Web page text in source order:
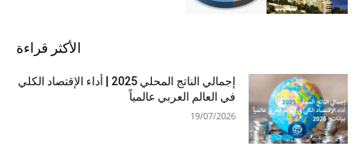
الأكثر قراءة
إجمالي الناتج المحلي 2025 | أداء الإقتصاد الكلي
في العالم العربي عالمياً
19/07/2026